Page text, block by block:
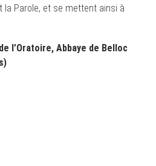
la Parole, et se mettent ainsi à
l’Oratoire, Abbaye de Belloc